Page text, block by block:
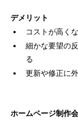
デメリット
コストが高く
細かな要望の
る
更新や修正に
ホームページ制作